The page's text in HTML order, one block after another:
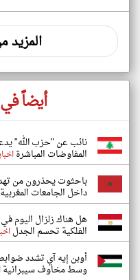
المزيد
أيضاً
نائب عن "حزب الله"
المفاوضات المباشرة
باحثوت يحذرون من
داخل الجامعات المغربية
هل هناك زلزال اليوم
الفلكية تحسم الجدل
أوبن إيه آي تشدد
وسط مخاوف سيبرانية